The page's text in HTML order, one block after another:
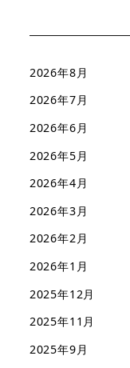
2026年8月
2026年7月
2026年6月
2026年5月
2026年4月
2026年3月
2026年2月
2026年1月
2025年12月
2025年11月
2025年9月